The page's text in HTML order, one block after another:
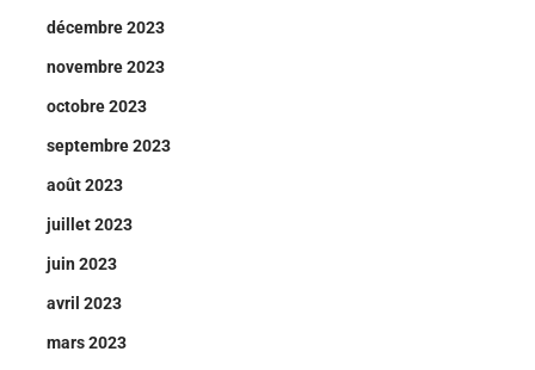
décembre 2023
novembre 2023
octobre 2023
septembre 2023
août 2023
juillet 2023
juin 2023
avril 2023
mars 2023